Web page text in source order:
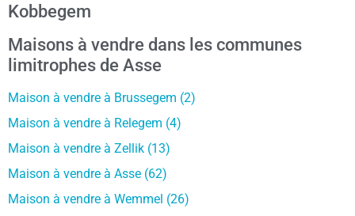
Kobbegem
Maisons à vendre dans les communes
limitrophes de Asse
Maison à vendre à Brussegem (2)
Maison à vendre à Relegem (4)
Maison à vendre à Zellik (13)
Maison à vendre à Asse (62)
Maison à vendre à Wemmel (26)